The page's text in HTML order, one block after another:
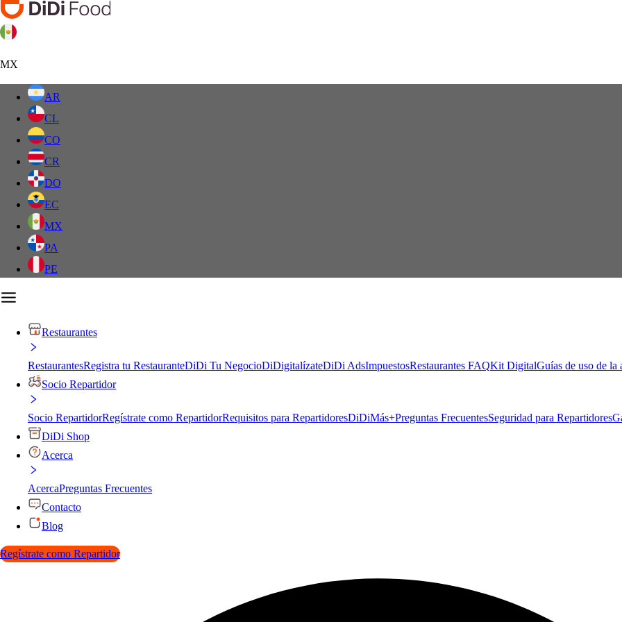
MX
AR
CL
CO
CR
DO
EC
MX
PA
PE
Restaurantes
RestaurantesRegistra tu RestauranteDiDi Tu NegocioDiDigitalízateDiDi AdsImpuestosRestaurantes FAQKit DigitalGuías de uso de la
Socio Repartidor
Socio RepartidorRegístrate como RepartidorRequisitos para RepartidoresDiDiMás+Preguntas FrecuentesSeguridad para Repartidores
DiDi Shop
Acerca
AcercaPreguntas Frecuentes
Contacto
Blog
Regístrate como Repartidor